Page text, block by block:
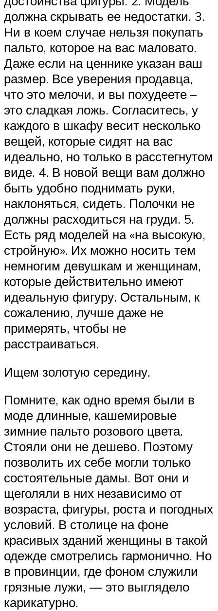
должна скрывать ее недостатки. 3.
Ни в коем случае нельзя покупать
пальто, которое на вас маловато.
Даже если на ценнике указан ваш
размер. Все уверения продавца,
что это мелочи, и вы похудеете –
это сладкая ложь. Согласитесь, у
каждого в шкафу весит несколько
вещей, которые сидят на вас
идеально, но только в расстегнутом
виде. 4. В новой вещи вам должно
быть удобно поднимать руки,
наклоняться, сидеть. Полочки не
должны расходиться на груди. 5.
Есть ряд моделей на «на высокую,
стройную». Их можно носить тем
немногим девушкам и женщинам,
которые действительно имеют
идеальную фигуру. Остальным, к
сожалению, лучше даже не
примерять, чтобы не
расстраиваться.
Ищем золотую середину.
Помните, как одно время были в
моде длинные, кашемировые
зимние пальто розового цвета.
Стояли они не дешево. Поэтому
позволить их себе могли только
состоятельные дамы. Вот они и
щеголяли в них независимо от
возраста, фигуры, роста и погодных
условий. В столице на фоне
красивых зданий женщины в такой
одежде смотрелись гармонично. Но
в провинции, где фоном служили
грязные лужи, — это выглядело
карикатурно.